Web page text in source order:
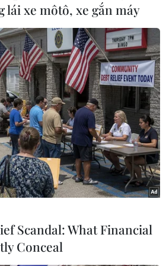
#cảnh sát bang Punjab
Ấn Độ
lái xe môtô, xe gắn máy
Scandal: What Financial
Conceal